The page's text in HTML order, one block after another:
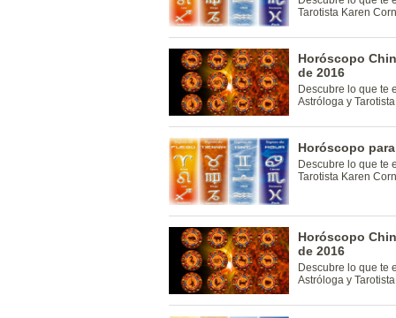
Tarotista Karen
Horóscopo
de 2016
Descubre lo que te
Astróloga y
Horóscopo
Descubre lo que te
Tarotista Karen
Horóscopo
de 2016
Descubre lo que te
Astróloga y